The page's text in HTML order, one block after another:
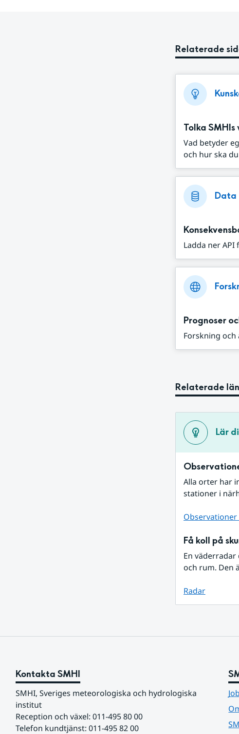
Relaterade
Tolka
Vad betyder
och hur ska
Data
Ladda ner
Prognoser
Forskning och
Relaterade
Lär
Alla orter har
stationer i
Få koll på
En
och rum. Den
Radar
Kontakta SMHI
SMHI, Sveriges meteorologiska och hydrologiska
institut
Reception och växel: 011-495 80 00
Telefon kundtjänst: 011-495 82 00